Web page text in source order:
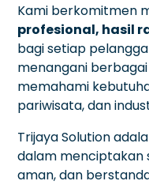
Kami berkomitmen
profesional, hasil
bagi setiap
menangani
memahami
pariwisata, dan
Trijaya Solution
dalam menciptakan
aman, dan